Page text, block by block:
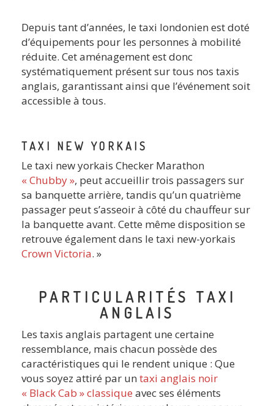
Depuis tant d’années, le taxi londonien est doté
d’équipements pour les personnes à mobilité
réduite. Cet aménagement est donc
systématiquement présent sur tous nos taxis
anglais, garantissant ainsi que l’événement soit
accessible à tous.
TAXI NEW YORKAIS
Le taxi new yorkais Checker Marathon
« Chubby », peut accueillir trois passagers sur
sa banquette arrière, tandis qu’un quatrième
passager peut s’asseoir à côté du chauffeur sur
la banquette avant. Cette même disposition se
retrouve également dans le taxi new-yorkais
Crown Victoria. »
PARTICULARITÉS TAXI
ANGLAIS
Les taxis anglais partagent une certaine
ressemblance, mais chacun possède des
caractéristiques qui le rendent unique : Que
vous soyez attiré par un taxi anglais noir
« Black Cab » classique avec ses éléments